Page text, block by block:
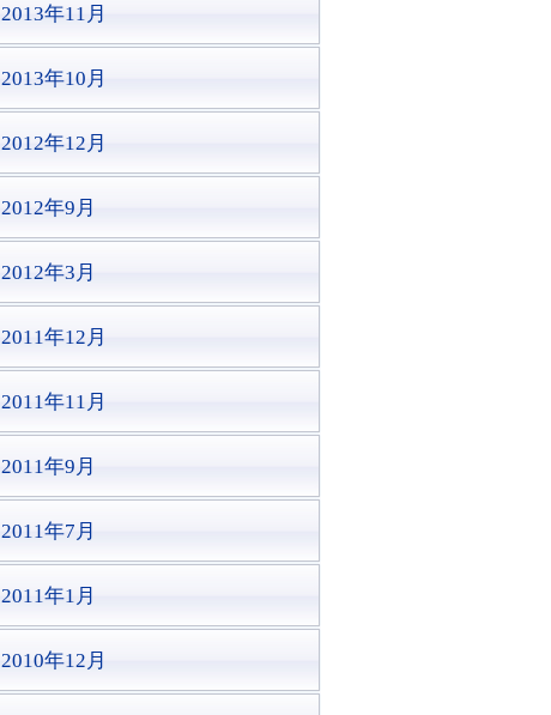
2013年11月
2013年10月
2012年12月
2012年9月
2012年3月
2011年12月
2011年11月
2011年9月
2011年7月
2011年1月
2010年12月